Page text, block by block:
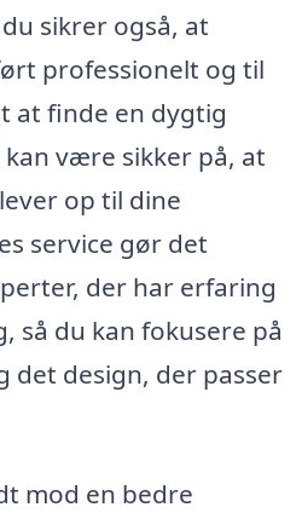
sikrer også, at
professionelt og til
at finde en dygtig
være sikker på, at
op til dine
service gør det
der har erfaring
så du kan fokusere på
det design, der passer
mod en bedre